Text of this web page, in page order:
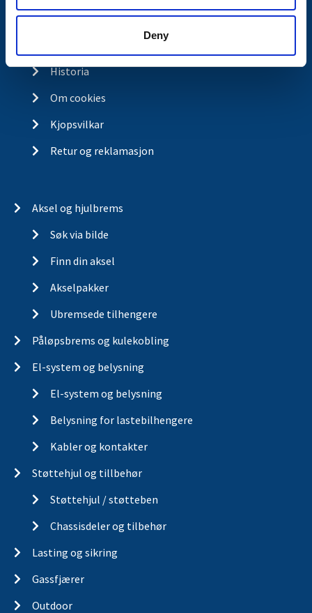
Deny
Om Valeryd
Historia
Om cookies
Kjopsvilkar
Retur og reklamasjon
Aksel og hjulbrems
Søk via bilde
Finn din aksel
Akselpakker
Ubremsede tilhengere
Påløpsbrems og kulekobling
El-system og belysning
El-system og belysning
Belysning for lastebilhengere
Kabler og kontakter
Støttehjul og tillbehør
Støttehjul / støtteben
Chassisdeler og tilbehør
Lasting og sikring
Gassfjærer
Outdoor